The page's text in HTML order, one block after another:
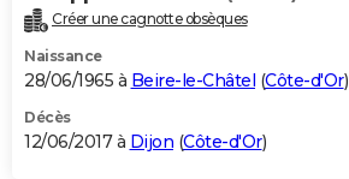
Créer une cagnotte obsèques
Naissance
28/06/1965 à Beire-le-Châtel (Côte-d'Or)
Décès
12/06/2017 à Dijon (Côte-d'Or)